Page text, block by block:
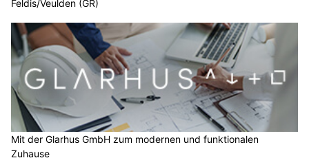
Feldis/Veulden (GR)
Mit der Glarhus GmbH zum modernen und funktionalen
Zuhause